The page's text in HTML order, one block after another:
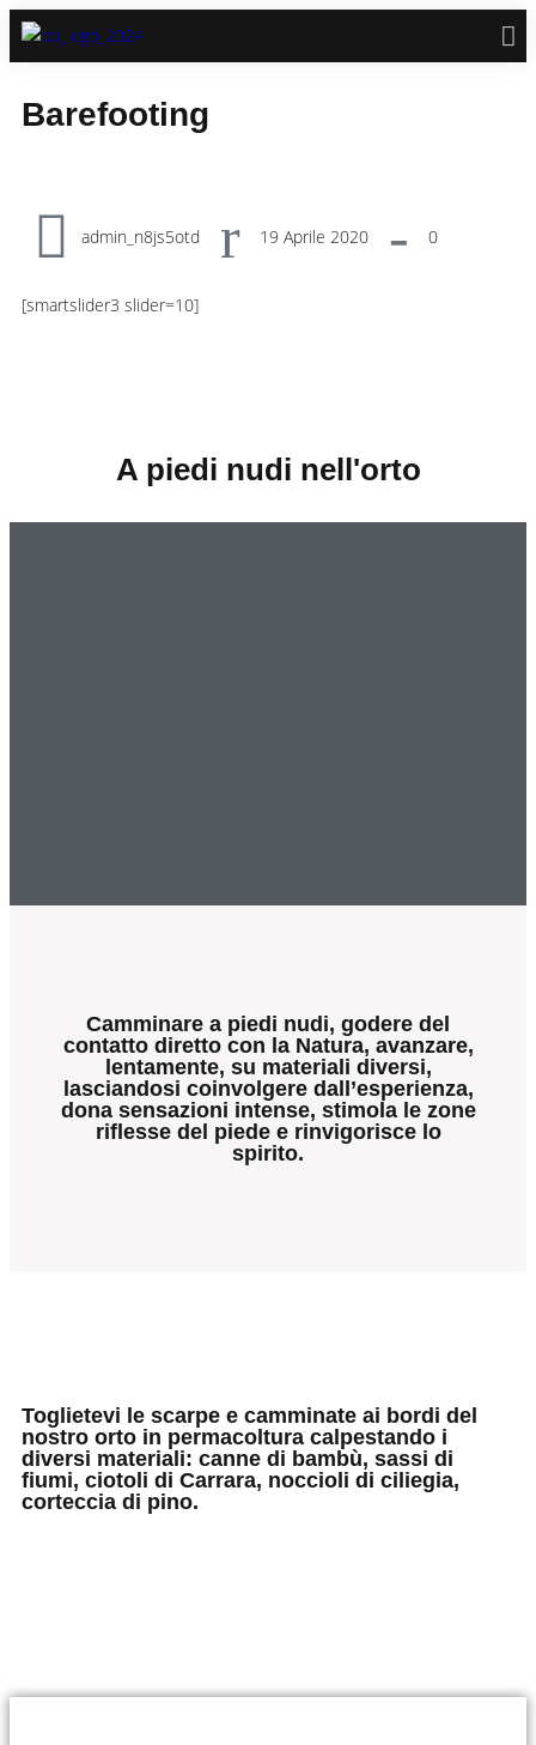
Barefooting
admin_n8js5otd 19 Aprile 2020 0
[smartslider3 slider=10]
A piedi nudi nell'orto
Camminare a piedi nudi, godere del
contatto diretto con la Natura, avanzare,
lentamente, su materiali diversi,
lasciandosi coinvolgere dall’esperienza,
dona sensazioni intense, stimola le zone
riflesse del piede e rinvigorisce lo
spirito.
Toglietevi le scarpe e camminate ai bordi del
nostro orto in permacoltura calpestando i
diversi materiali: canne di bambù, sassi di
fiumi, ciotoli di Carrara, noccioli di ciliegia,
corteccia di pino.